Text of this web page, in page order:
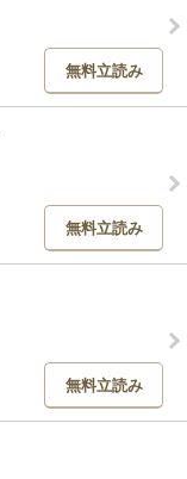
無料立読み
無料立読み
無料立読み